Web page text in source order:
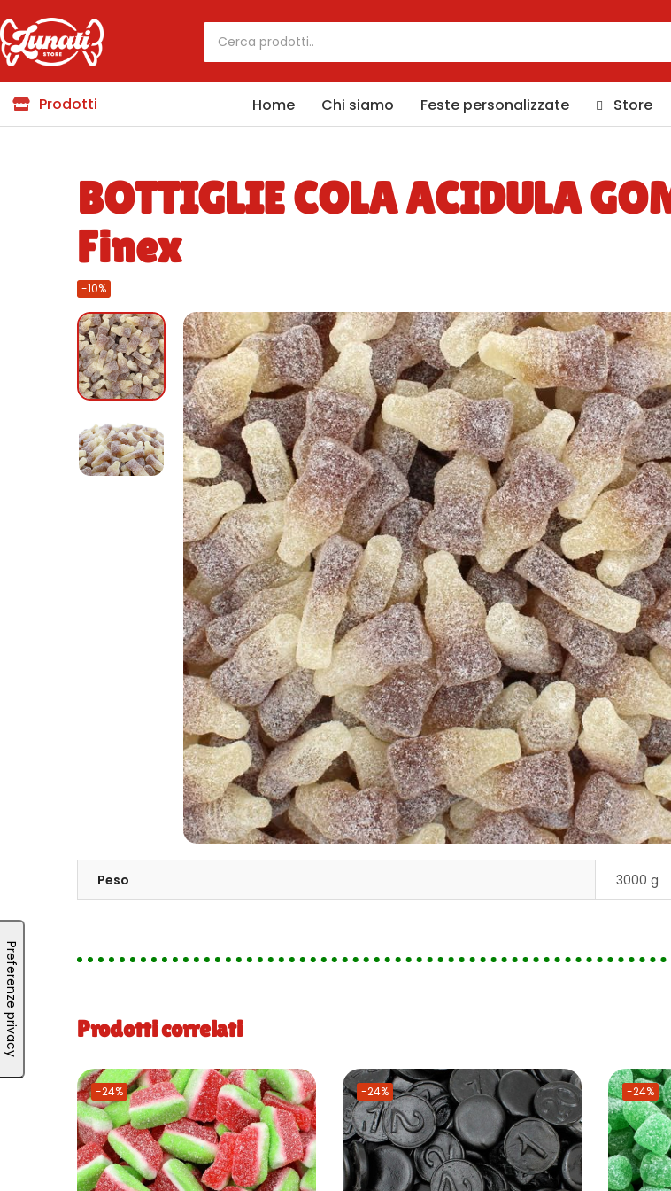
Prodotti Home Chi siamo Feste personalizzate Store
BOTTIGLIE COLA ACIDULA
Finex
-10%
Peso 3000 g
Prodotti correlati
-24% -24% -24%